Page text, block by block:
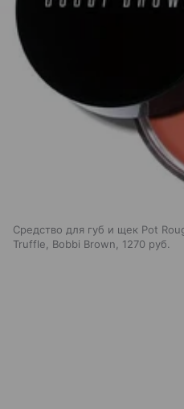
Средство для губ и щек Pot
Truffle, Bobbi Brown, 1270 руб.